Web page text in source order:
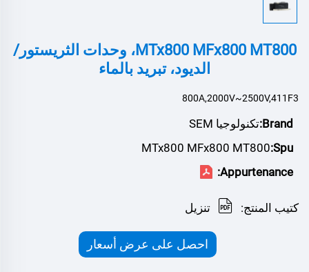
MTx800 MFx800 MT800، وحدات الثريستور/
الديود، تبريد بالماء
800A,2000V~2500V,411F3
Brand: تكنولوجيا SEM
Spu:
MTx800 MFx800 MT800
Appurtenance:
كتيب المنتج: تنزيل
احصل على عرض أسعار